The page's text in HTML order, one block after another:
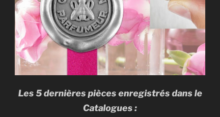
Les 5 dernières pièces enregistrés dans le
Catalogues :